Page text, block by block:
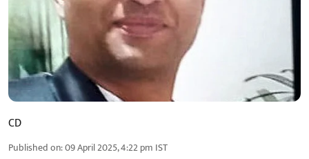
CD
Published on:09 April 2025, 4:22 pm IST